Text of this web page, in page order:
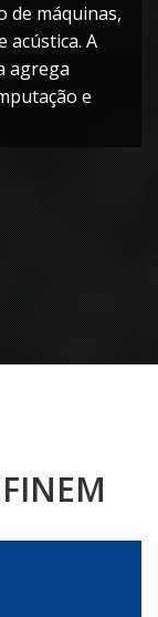
de máquinas,
acústica. A
agrega
e